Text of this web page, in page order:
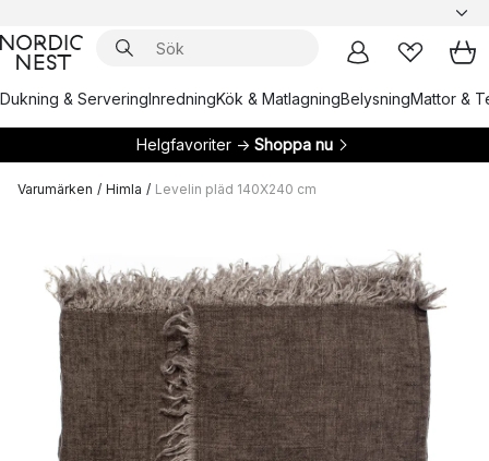
Dukning & ServeringInredningKök & MatlagningBelysningMattor &
Helgfavoriter → Shoppa nu
Varumärken / Himla / Levelin pläd 140X240 cm